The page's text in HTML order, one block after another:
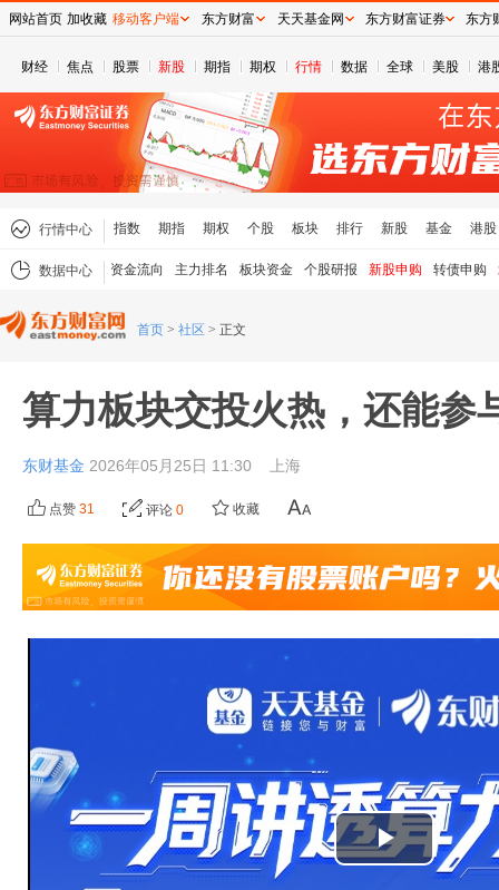
财经 焦点 股票 新股 期指 期权 行情 数据 全球 美股 港
行情中心 指数 期指 期权 个股 板块 排行 新股 基金 港股
数据中心 资金流向 主力排名 板块资金 个股研报 新股申购 转债申购
首页 > 社区 > 正文
算力板块交投火热，还能参
东财基金 2026年05月25日 11:30 上海
点赞 31 评论 0 收藏
播
网站首页 加收藏 移动客户端 东方财富 天天基金网 东方财富证券 东方